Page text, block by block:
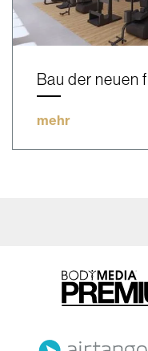
Bau der neuen
mehr